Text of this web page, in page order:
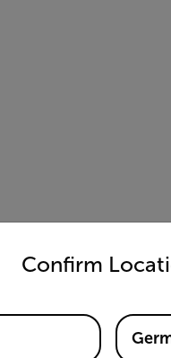
Confirm
from the options